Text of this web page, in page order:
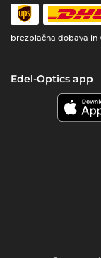
brezplačna dobava in
Edel-Optics app